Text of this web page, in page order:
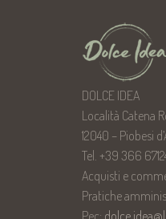
DOLCE IDEA
Località Catena
12040 – Piobesi
Tel. +39 366
Acquisti e
Pratiche
Pec: